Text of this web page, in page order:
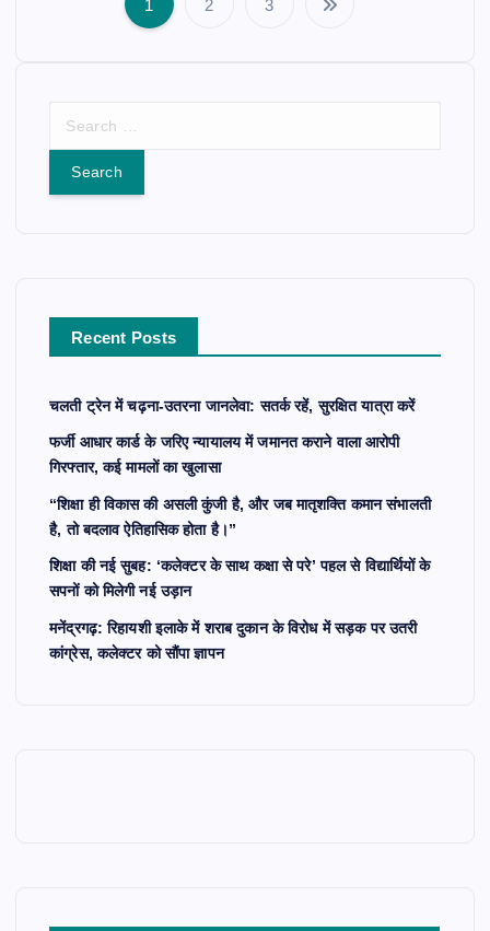
a
g
i
n
a
t
1 2 3
r
Recent Posts
चलती ट्रेन में चढ़ना-उतरना जानलेवा: सतर्क रहें, सुरक्षित यात्रा करें
फर्जी आधार कार्ड के जरिए न्यायालय में जमानत कराने वाला आरोपी
गिरफ्तार, कई मामलों का खुलासा
“शिक्षा ही विकास की असली कुंजी है, और जब मातृशक्ति कमान संभालती
है, तो बदलाव ऐतिहासिक होता है।”
शिक्षा की नई सुबह: ‘कलेक्टर के साथ कक्षा से परे’ पहल से विद्यार्थियों के
सपनों को मिलेगी नई उड़ान
मनेंद्रगढ़: रिहायशी इलाके में शराब दुकान के विरोध में सड़क पर उतरी
कांग्रेस, कलेक्टर को सौंपा ज्ञापन